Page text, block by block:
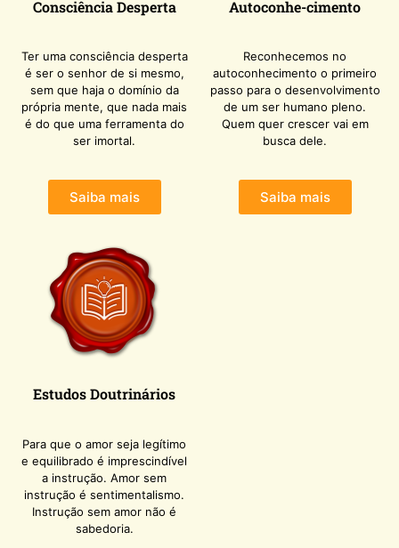
Consciência Desperta
Ter uma consciência desperta
é ser o senhor de si mesmo,
sem que haja o domínio da
própria mente, que nada mais
é do que uma ferramenta do
ser imortal.
Autoconhe-cimento
Reconhecemos no
autoconhecimento o primeiro
passo para o desenvolvimento
de um ser humano pleno.
Quem quer crescer vai em
busca dele.
Saiba mais Saiba mais
Estudos Doutrinários
Para que o amor seja legítimo
e equilibrado é imprescindível
a instrução. Amor sem
instrução é sentimentalismo.
Instrução sem amor não é
sabedoria.